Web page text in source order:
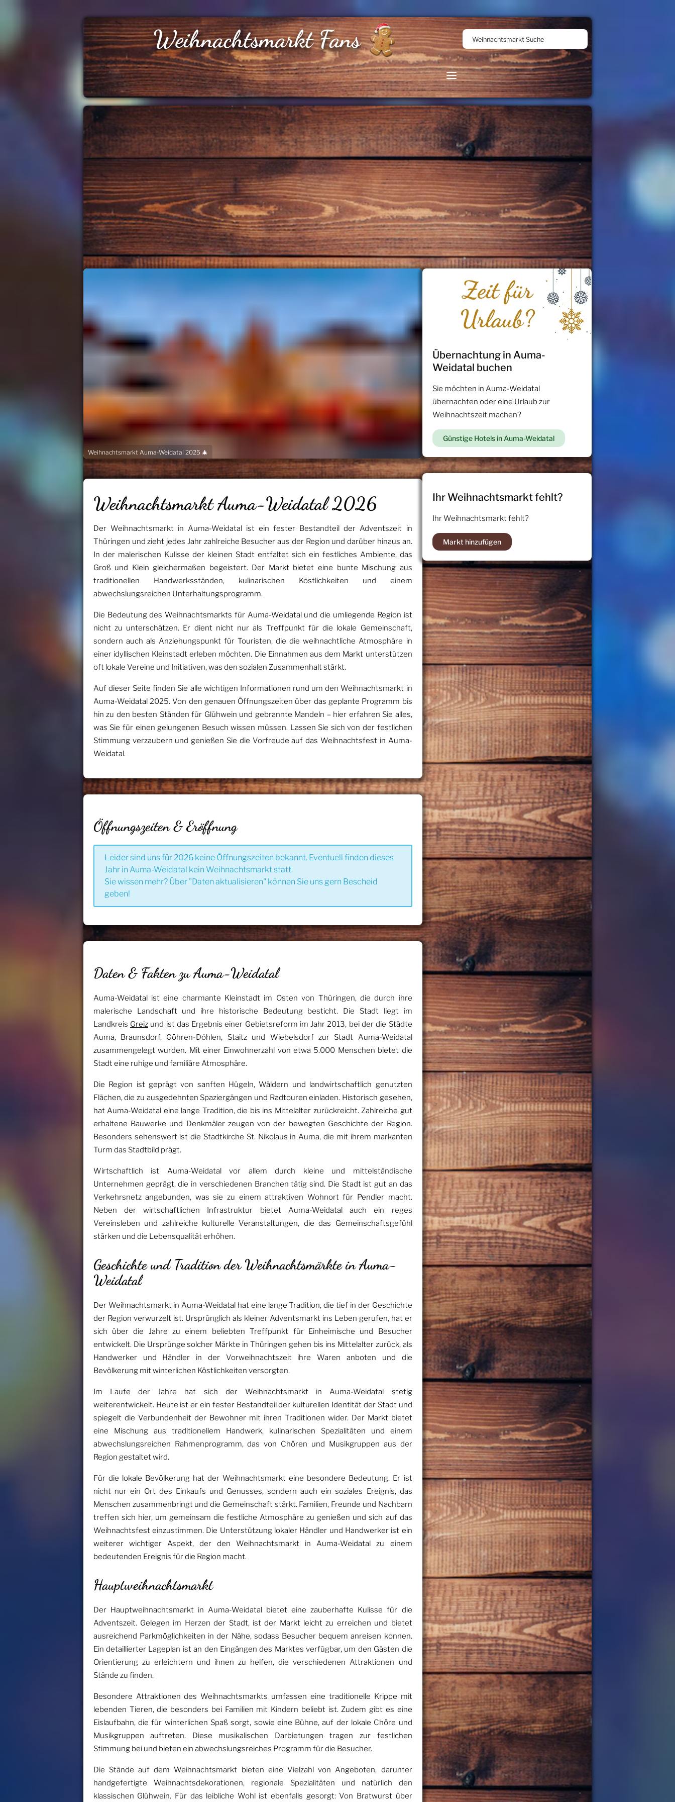
Weihnachtsmarkt Fans Weihnachtsmarkt Suche
Weihnachtsmarkt Auma-Weidatal 2025 🎄
Weihnachtsmarkt Auma-Weidatal 2026
Der Weihnachtsmarkt in Auma-Weidatal ist ein fester Bestandteil der Adventszeit in
Thüringen und zieht jedes Jahr zahlreiche Besucher aus der Region und darüber hinaus an.
In der malerischen Kulisse der kleinen Stadt entfaltet sich ein festliches Ambiente, das
Groß und Klein gleichermaßen begeistert. Der Markt bietet eine bunte Mischung aus
traditionellen Handwerksständen, kulinarischen Köstlichkeiten und einem
abwechslungsreichen Unterhaltungsprogramm.
Die Bedeutung des Weihnachtsmarkts für Auma-Weidatal und die umliegende Region ist
nicht zu unterschätzen. Er dient nicht nur als Treffpunkt für die lokale Gemeinschaft,
sondern auch als Anziehungspunkt für Touristen, die die weihnachtliche Atmosphäre in
einer idyllischen Kleinstadt erleben möchten. Die Einnahmen aus dem Markt unterstützen
oft lokale Vereine und Initiativen, was den sozialen Zusammenhalt stärkt.
Auf dieser Seite finden Sie alle wichtigen Informationen rund um den Weihnachtsmarkt in
Auma-Weidatal 2025. Von den genauen Öffnungszeiten über das geplante Programm bis
hin zu den besten Ständen für Glühwein und gebrannte Mandeln – hier erfahren Sie alles,
was Sie für einen gelungenen Besuch wissen müssen. Lassen Sie sich von der festlichen
Stimmung verzaubern und genießen Sie die Vorfreude auf das Weihnachtsfest in Auma-
Weidatal.
Öffnungszeiten & Eröffnung
Leider sind uns für 2026 keine Öffnungszeiten bekannt. Eventuell finden dieses
Jahr in Auma-Weidatal kein Weihnachtsmarkt statt.
Sie wissen mehr? Über "Daten aktualisieren" können Sie uns gern Bescheid
geben!
Daten & Fakten zu Auma-Weidatal
Auma-Weidatal ist eine charmante Kleinstadt im Osten von Thüringen, die durch ihre
malerische Landschaft und ihre historische Bedeutung besticht. Die Stadt liegt im
Landkreis Greiz und ist das Ergebnis einer Gebietsreform im Jahr 2013, bei der die Städte
Auma, Braunsdorf, Göhren-Döhlen, Staitz und Wiebelsdorf zur Stadt Auma-Weidatal
zusammengelegt wurden. Mit einer Einwohnerzahl von etwa 5.000 Menschen bietet die
Stadt eine ruhige und familiäre Atmosphäre.
Die Region ist geprägt von sanften Hügeln, Wäldern und landwirtschaftlich genutzten
Flächen, die zu ausgedehnten Spaziergängen und Radtouren einladen. Historisch gesehen,
hat Auma-Weidatal eine lange Tradition, die bis ins Mittelalter zurückreicht. Zahlreiche gut
erhaltene Bauwerke und Denkmäler zeugen von der bewegten Geschichte der Region.
Besonders sehenswert ist die Stadtkirche St. Nikolaus in Auma, die mit ihrem markanten
Turm das Stadtbild prägt.
Wirtschaftlich ist Auma-Weidatal vor allem durch kleine und mittelständische
Unternehmen geprägt, die in verschiedenen Branchen tätig sind. Die Stadt ist gut an das
Verkehrsnetz angebunden, was sie zu einem attraktiven Wohnort für Pendler macht.
Neben der wirtschaftlichen Infrastruktur bietet Auma-Weidatal auch ein reges
Vereinsleben und zahlreiche kulturelle Veranstaltungen, die das Gemeinschaftsgefühl
stärken und die Lebensqualität erhöhen.
Geschichte und Tradition der Weihnachtsmärkte in Auma-
Weidatal
Der Weihnachtsmarkt in Auma-Weidatal hat eine lange Tradition, die tief in der Geschichte
der Region verwurzelt ist. Ursprünglich als kleiner Adventsmarkt ins Leben gerufen, hat er
sich über die Jahre zu einem beliebten Treffpunkt für Einheimische und Besucher
entwickelt. Die Ursprünge solcher Märkte in Thüringen gehen bis ins Mittelalter zurück, als
Handwerker und Händler in der Vorweihnachtszeit ihre Waren anboten und die
Bevölkerung mit winterlichen Köstlichkeiten versorgten.
Im Laufe der Jahre hat sich der Weihnachtsmarkt in Auma-Weidatal stetig
weiterentwickelt. Heute ist er ein fester Bestandteil der kulturellen Identität der Stadt und
spiegelt die Verbundenheit der Bewohner mit ihren Traditionen wider. Der Markt bietet
eine Mischung aus traditionellem Handwerk, kulinarischen Spezialitäten und einem
abwechslungsreichen Rahmenprogramm, das von Chören und Musikgruppen aus der
Region gestaltet wird.
Für die lokale Bevölkerung hat der Weihnachtsmarkt eine besondere Bedeutung. Er ist
nicht nur ein Ort des Einkaufs und Genusses, sondern auch ein soziales Ereignis, das
Menschen zusammenbringt und die Gemeinschaft stärkt. Familien, Freunde und Nachbarn
treffen sich hier, um gemeinsam die festliche Atmosphäre zu genießen und sich auf das
Weihnachtsfest einzustimmen. Die Unterstützung lokaler Händler und Handwerker ist ein
weiterer wichtiger Aspekt, der den Weihnachtsmarkt in Auma-Weidatal zu einem
bedeutenden Ereignis für die Region macht.
Hauptweihnachtsmarkt
Der Hauptweihnachtsmarkt in Auma-Weidatal bietet eine zauberhafte Kulisse für die
Adventszeit. Gelegen im Herzen der Stadt, ist der Markt leicht zu erreichen und bietet
ausreichend Parkmöglichkeiten in der Nähe, sodass Besucher bequem anreisen können.
Ein detaillierter Lageplan ist an den Eingängen des Marktes verfügbar, um den Gästen die
Orientierung zu erleichtern und ihnen zu helfen, die verschiedenen Attraktionen und
Stände zu finden.
Besondere Attraktionen des Weihnachtsmarkts umfassen eine traditionelle Krippe mit
lebenden Tieren, die besonders bei Familien mit Kindern beliebt ist. Zudem gibt es eine
Eislaufbahn, die für winterlichen Spaß sorgt, sowie eine Bühne, auf der lokale Chöre und
Musikgruppen auftreten. Diese musikalischen Darbietungen tragen zur festlichen
Stimmung bei und bieten ein abwechslungsreiches Programm für die Besucher.
Die Stände auf dem Weihnachtsmarkt bieten eine Vielzahl von Angeboten, darunter
handgefertigte Weihnachtsdekorationen, regionale Spezialitäten und natürlich den
klassischen Glühwein. Für das leibliche Wohl ist ebenfalls gesorgt: Von Bratwurst über
Übernachtung in Auma-
Weidatal buchen
Sie möchten in Auma-Weidatal
übernachten oder eine Urlaub zur
Weihnachtszeit machen?
Günstige Hotels in Auma-Weidatal
Ihr Weihnachtsmarkt fehlt?
Ihr Weihnachtsmarkt fehlt?
Markt hinzufügen